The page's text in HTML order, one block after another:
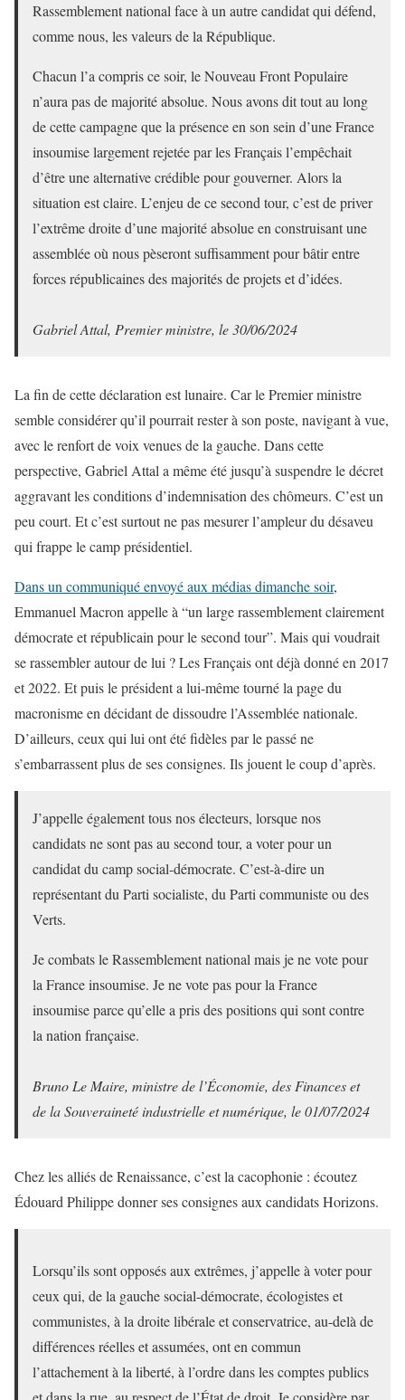
Rassemblement national face à un autre candidat qui défend,
comme nous, les valeurs de la République.
Chacun l’a compris ce soir, le Nouveau Front Populaire
n’aura pas de majorité absolue. Nous avons dit tout au long
de cette campagne que la présence en son sein d’une France
insoumise largement rejetée par les Français l’empêchait
d’être une alternative crédible pour gouverner. Alors la
situation est claire. L’enjeu de ce second tour, c’est de priver
l’extrême droite d’une majorité absolue en construisant une
assemblée où nous pèseront suffisamment pour bâtir entre
forces républicaines des majorités de projets et d’idées.
Gabriel Attal, Premier ministre, le 30/06/2024
La fin de cette déclaration est lunaire. Car le Premier ministre
semble considérer qu’il pourrait rester à son poste, navigant à vue,
avec le renfort de voix venues de la gauche. Dans cette
perspective, Gabriel Attal a même été jusqu’à suspendre le décret
aggravant les conditions d’indemnisation des chômeurs. C’est un
peu court. Et c’est surtout ne pas mesurer l’ampleur du désaveu
qui frappe le camp présidentiel.
Dans un communiqué envoyé aux médias dimanche soir,
Emmanuel Macron appelle à “un large rassemblement clairement
démocrate et républicain pour le second tour”. Mais qui voudrait
se rassembler autour de lui ? Les Français ont déjà donné en 2017
et 2022. Et puis le président a lui-même tourné la page du
macronisme en décidant de dissoudre l’Assemblée nationale.
D’ailleurs, ceux qui lui ont été fidèles par le passé ne
s’embarrassent plus de ses consignes. Ils jouent le coup d’après.
J’appelle également tous nos électeurs, lorsque nos
candidats ne sont pas au second tour, a voter pour un
candidat du camp social-démocrate. C’est-à-dire un
représentant du Parti socialiste, du Parti communiste ou des
Verts.
Je combats le Rassemblement national mais je ne vote pour
la France insoumise. Je ne vote pas pour la France
insoumise parce qu’elle a pris des positions qui sont contre
la nation française.
Bruno Le Maire, ministre de l’Économie, des Finances et
de la Souveraineté industrielle et numérique, le 01/07/2024
Chez les alliés de Renaissance, c’est la cacophonie : écoutez
Édouard Philippe donner ses consignes aux candidats Horizons.
Lorsqu’ils sont opposés aux extrêmes, j’appelle à voter pour
ceux qui, de la gauche social-démocrate, écologistes et
communistes, à la droite libérale et conservatrice, au-delà de
différences réelles et assumées, ont en commun
l’attachement à la liberté, à l’ordre dans les comptes publics